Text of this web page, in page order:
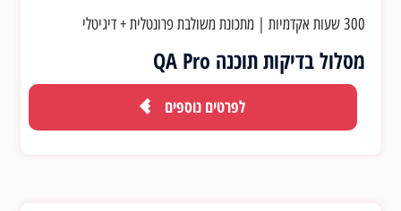
300 שעות אקדמיות | מתכונת משולבת פרונטלית + דיגיטלי
מסלול בדיקות תוכנה QA Pro
לפרטים נוספים